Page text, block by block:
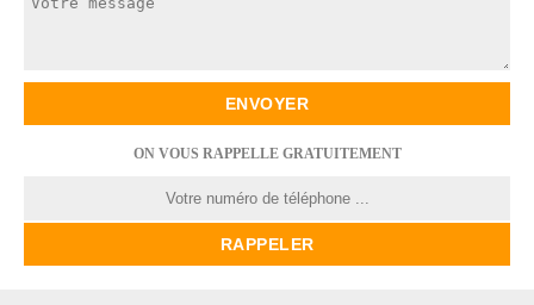
ON VOUS RAPPELLE GRATUITEMENT